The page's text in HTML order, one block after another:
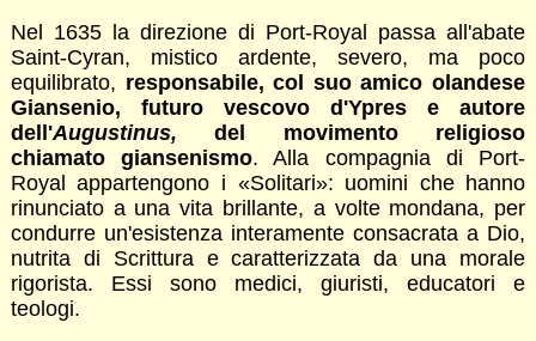
Nel 1635 la direzione di Port-Royal passa all'abate
Saint-Cyran, mistico ardente, severo, ma poco
equilibrato, responsabile, col suo amico olandese
Giansenio, futuro vescovo d'Ypres e autore
dell'Augustinus,
del movimento religioso
chiamato giansenismo. Alla compagnia di Port-
Royal appartengono i «Solitari»: uomini che hanno
rinunciato a una vita brillante, a volte mondana, per
condurre un'esistenza interamente consacrata a Dio,
nutrita di Scrittura e caratterizzata da una morale
rigorista. Essi sono medici, giuristi, educatori e
teologi.